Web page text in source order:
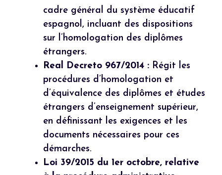
cadre général du système éducatif
espagnol, incluant des dispositions
sur l’homologation des diplômes
étrangers.
Real Decreto 967/2014 : Régit les
procédures d’homologation et
d’équivalence des diplômes et études
étrangers d’enseignement supérieur,
en définissant les exigences et les
documents nécessaires pour ces
démarches.
Loi 39/2015 du 1er octobre, relative